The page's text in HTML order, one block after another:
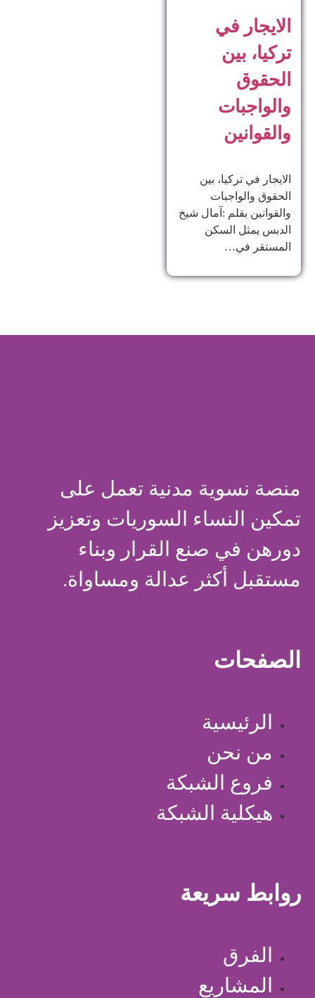
الايجار في
تركيا، بين
الحقوق
والواجبات
والقوانين
الايجار في تركيا، بين
الحقوق والواجبات
والقوانين بقلم :آمال شيخ
الدبس يمثل السكن
المستقر في…
منصة نسوية مدنية تعمل على
تمكين النساء السوريات وتعزيز
دورهن في صنع القرار وبناء
مستقبل أكثر عدالة ومساواة.
الصفحات
الرئيسية
من نحن
فروع الشبكة
هيكلية الشبكة
روابط سريعة
الفرق
المشاريع